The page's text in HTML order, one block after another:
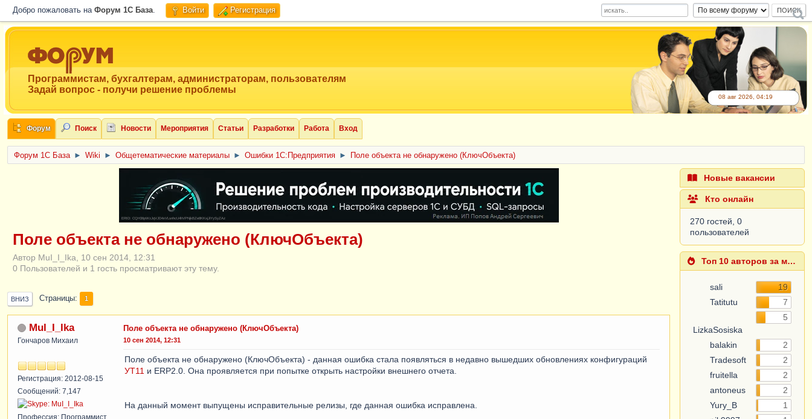
Добро пожаловать на Форум 1C База. Войти Регистрация
Программистам, бухгалтерам, администраторам, пользователям
Задай вопрос - получи решение проблемы
08 авг 2026, 04:19
Форум Поиск Новости Мероприятия Статьи Разработки Работа Вход
Форум 1C База ► Wiki ► Общетематические материалы ► Ошибки 1С:Предприятия ► Поле объекта не обнаружено (КлючОбъекта)
ERID: CQH36pWzJqVJD4xVLsnhcU4hVPNjkBZe8KKxjJiYySyZAz
Поле объекта не обнаружено (КлючОбъекта)
Автор MuI_I_Ika, 10 сен 2014, 12:31
0 Пользователей и 1 гость просматривают эту тему.
ВНИЗ Страницы 1
MuI_I_Ika
Гончаров Михаил
Регистрация: 2012-08-15
Сообщений: 7,147
Профессия: Программист
Поле объекта не обнаружено (КлючОбъекта)
10 сен 2014, 12:31
Поле объекта не обнаружено (КлючОбъекта) - данная ошибка стала появляться в недавно вышедших обновлениях конфигураций
УТ11 и ERP2.0. Она проявляется при попытке открыть настройки внешнего отчета.
На данный момент выпущены исправительные релизы, где данная ошибка исправлена.
Новые вакансии
Кто онлайн
270 гостей, 0
пользователей
Топ 10 авторов за месяц
sali
19
Tatitutu
7
LizkaSosiska
5
balakin
2
Tradesoft
2
fruitella
2
antoneus
2
Yury_B
1